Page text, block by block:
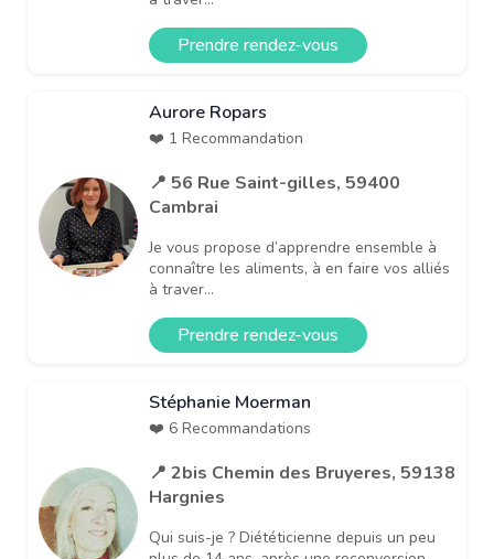
Prendre rendez-vous
Aurore Ropars
❤️ 1 Recommandation
📍 56 Rue Saint-gilles, 59400
Cambrai
Je vous propose d’apprendre ensemble à
connaître les aliments, à en faire vos alliés
à traver...
Prendre rendez-vous
Stéphanie Moerman
❤️ 6 Recommandations
📍 2bis Chemin des Bruyeres, 59138
Hargnies
Qui suis-je ? Diététicienne depuis un peu